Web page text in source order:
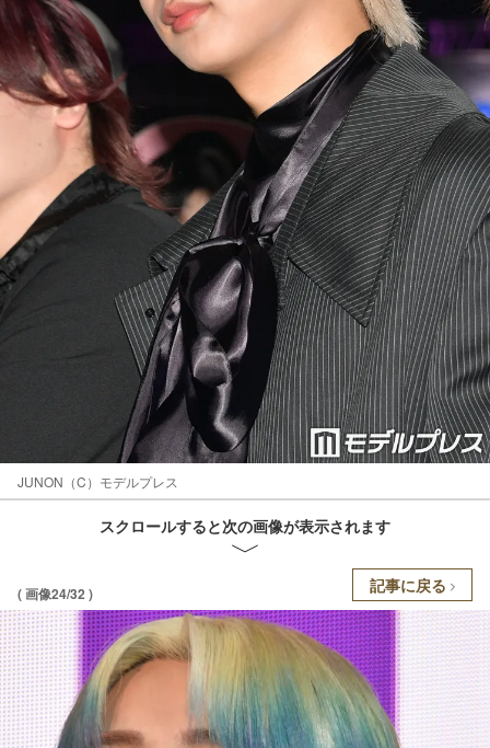
JUNON（C）モデルプレス
スクロールすると次の画像が表示されます
( 画像24/32 ) 記事に戻る